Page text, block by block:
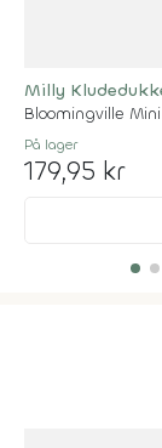
Milly
Bloomingville Mini
På lager
179,95 kr